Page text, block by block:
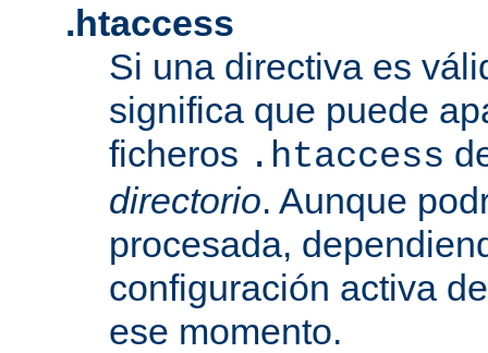
.htaccess
Si una directiva es
significa que puede
ficheros .htaccess
directorio. Aunque
procesada,
configuración activa
ese momento.